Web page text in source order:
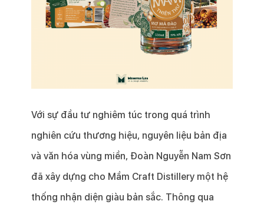
Với sự đầu tư nghiêm túc trong quá trình
nghiên cứu thương hiệu, nguyên liệu bản địa
và văn hóa vùng miền, Đoàn Nguyễn Nam Sơn
đã xây dựng cho Mầm Craft Distillery một hệ
thống nhận diện giàu bản sắc. Thông qua